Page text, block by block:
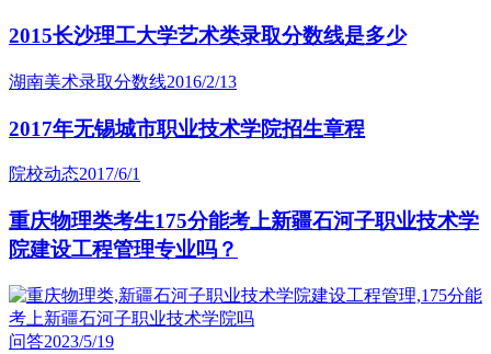
2015长沙理工大学艺术类录取分数线是多少
湖南美术录取分数线2016/2/13
2017年无锡城市职业技术学院招生章程
院校动态2017/6/1
重庆物理类考生175分能考上新疆石河子职业技术学
院建设工程管理专业吗？
问答2023/5/19